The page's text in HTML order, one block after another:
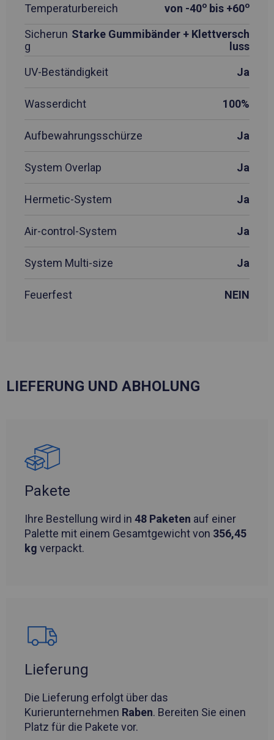
Temperaturbereich von -40o bis +60o
Sicherun
g
Starke Gummibänder + Klettversch
luss
UV-Beständigkeit
Ja
Wasserdicht 100%
Aufbewahrungsschürze Ja
System Overlap Ja
Hermetic-System Ja
Air-control-System Ja
System Multi-size Ja
Feuerfest NEIN
LIEFERUNG UND ABHOLUNG
Pakete
Ihre Bestellung wird in 48 Paketen auf einer
Palette mit einem Gesamtgewicht von 356,45
kg verpackt.
Lieferung
Die Lieferung erfolgt über das
Kurierunternehmen Raben. Bereiten Sie einen
Platz für die Pakete vor.